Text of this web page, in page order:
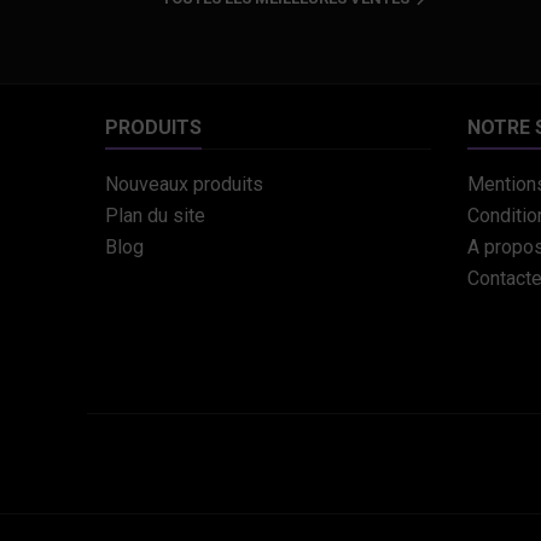
PRODUITS
Nouveaux produits
Plan du site
Blog
NOTRE
A